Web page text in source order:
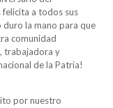
felicita a todos sus
la mano para que
comunidad
trabajadora y
de la Patria!
por nuestro